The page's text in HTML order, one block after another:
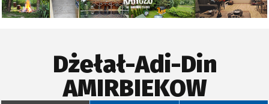
Dżełał-Adi-Din
AMIRBIEKOW